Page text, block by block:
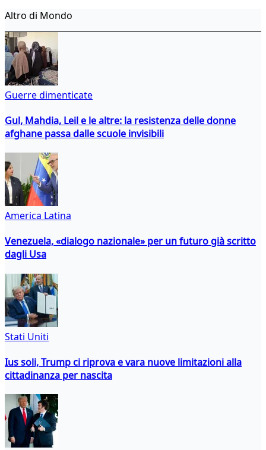
Altro di Mondo
Guerre dimenticate
Gul, Mahdia, Leil e le altre: la resistenza delle donne
afghane passa dalle scuole invisibili
America Latina
Venezuela, «dialogo nazionale» per un futuro già scritto
dagli Usa
Stati Uniti
Ius soli, Trump ci riprova e vara nuove limitazioni alla
cittadinanza per nascita